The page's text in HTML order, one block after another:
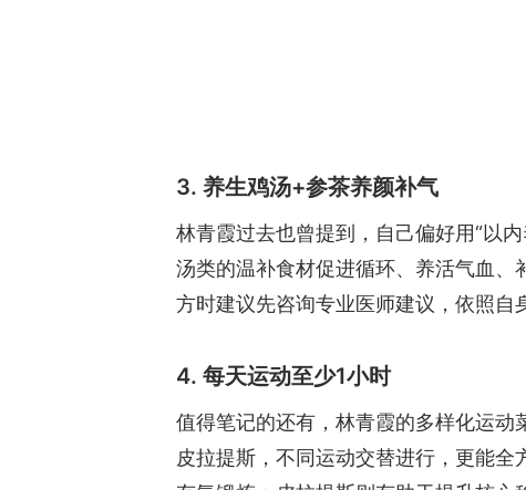
3. 养生鸡汤+参茶养颜补气
林青霞过去也曾提到，自己偏好用“以
汤类的温补食材促进循环、养活气血
方时建议先咨询专业医师建议，依照自
4. 每天运动至少1小时
值得笔记的还有，林青霞的多样化运动
皮拉提斯，不同运动交替进行，更能